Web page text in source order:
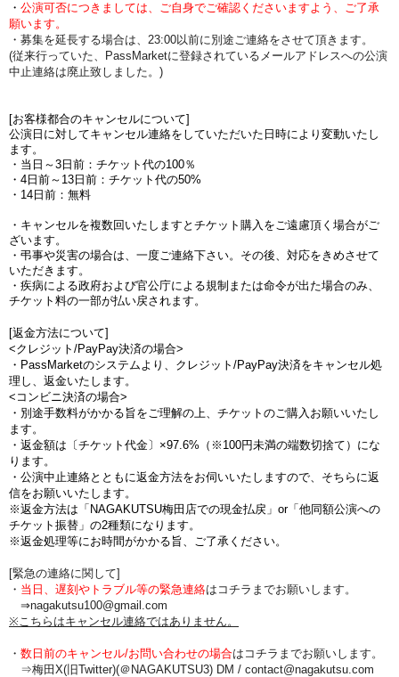
・ 公演可否につきましては、ご自身でご確認くださいますよう、ご了承
願います。
・募集を延長する場合は、23:00以前に別途ご連絡をさせて頂きます。
(従来行っていた、PassMarketに登録されているメールアドレスへの公演
中止連絡は廃止致しました。)
[お客様都合のキャンセルについて]
公演日に対してキャンセル連絡をしていただいた日時により変動いたし
ます。
・当日～3日前：チケット代の100％
・4日前～13日前：チケット代の50%
・14日前：無料
・キャンセルを複数回いたしますとチケット購入をご遠慮頂く場合がご
ざいます。
・弔事や災害の場合は、一度ご連絡下さい。その後、対応をきめさせて
いただきます。
・疾病による政府および官公庁による規制または命令が出た場合のみ、
チケット料の一部が払い戻されます。
[返金方法について]
<クレジット/PayPay決済の場合>
・PassMarketのシステムより、クレジット/PayPay決済をキャンセル処
理し、返金いたします。
<コンビニ決済の場合>
・別途手数料がかかる旨をご理解の上、チケットのご購入お願いいたし
ます。
・返金額は〔チケット代金〕×97.6%（※100円未満の端数切捨て）にな
ります。
・公演中止連絡とともに返金方法をお伺いいたしますので、そちらに返
信をお願いいたします。
※返金方法は「NAGAKUTSU梅田店での現金払戻」or「他同額公演への
チケット振替」の2種類になります。
※返金処理等にお時間がかかる旨、ご了承ください。
[緊急の連絡に関して]
・ 当日、遅刻やトラブル等の緊急連絡はコチラまでお願いします。
⇒nagakutsu100@gmail.com
※こちらはキャンセル連絡ではありません。
・ 数日前のキャンセル/お問い合わせの場合は コチラまでお願いします。
⇒梅田X(旧Twitter)(＠NAGAKUTSU3) DM / contact@nagakutsu.com